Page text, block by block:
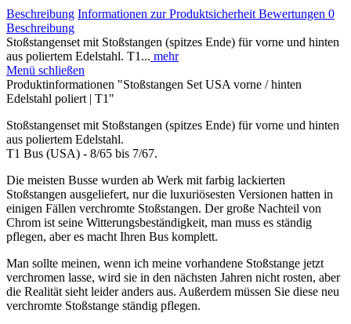
Beschreibung Informationen zur Produktsicherheit Bewertungen 0
Beschreibung
Stoßstangenset mit Stoßstangen (spitzes Ende) für vorne und hinten
aus poliertem Edelstahl. T1... mehr
Menü schließen
Produktinformationen "Stoßstangen Set USA vorne / hinten
Edelstahl poliert | T1"
Stoßstangenset mit Stoßstangen (spitzes Ende) für vorne und hinten
aus poliertem Edelstahl.
T1 Bus (USA) - 8/65 bis 7/67.
Die meisten Busse wurden ab Werk mit farbig lackierten
Stoßstangen ausgeliefert, nur die luxuriösesten Versionen hatten in
einigen Fällen verchromte Stoßstangen. Der große Nachteil von
Chrom ist seine Witterungsbeständigkeit, man muss es ständig
pflegen, aber es macht Ihren Bus komplett.
Man sollte meinen, wenn ich meine vorhandene Stoßstange jetzt
verchromen lasse, wird sie in den nächsten Jahren nicht rosten, aber
die Realität sieht leider anders aus. Außerdem müssen Sie diese neu
verchromte Stoßstange ständig pflegen.